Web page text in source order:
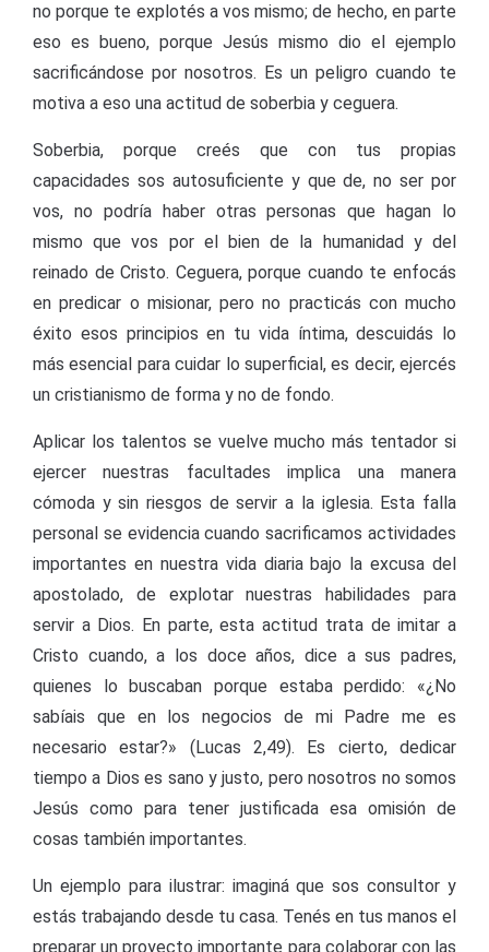
no porque te explotés a vos mismo; de hecho, en parte
eso es bueno, porque Jesús mismo dio el ejemplo
sacrificándose por nosotros. Es un peligro cuando te
motiva a eso una actitud de soberbia y ceguera.
Soberbia, porque creés que con tus propias
capacidades sos autosuficiente y que de, no ser por
vos, no podría haber otras personas que hagan lo
mismo que vos por el bien de la humanidad y del
reinado de Cristo. Ceguera, porque cuando te enfocás
en predicar o misionar, pero no practicás con mucho
éxito esos principios en tu vida íntima, descuidás lo
más esencial para cuidar lo superficial, es decir, ejercés
un cristianismo de forma y no de fondo.
Aplicar los talentos se vuelve mucho más tentador si
ejercer nuestras facultades implica una manera
cómoda y sin riesgos de servir a la iglesia. Esta falla
personal se evidencia cuando sacrificamos actividades
importantes en nuestra vida diaria bajo la excusa del
apostolado, de explotar nuestras habilidades para
servir a Dios. En parte, esta actitud trata de imitar a
Cristo cuando, a los doce años, dice a sus padres,
quienes lo buscaban porque estaba perdido: «¿No
sabíais que en los negocios de mi Padre me es
necesario estar?» (Lucas 2,49). Es cierto, dedicar
tiempo a Dios es sano y justo, pero nosotros no somos
Jesús como para tener justificada esa omisión de
cosas también importantes.
Un ejemplo para ilustrar: imaginá que sos consultor y
estás trabajando desde tu casa. Tenés en tus manos el
preparar un proyecto importante para colaborar con las